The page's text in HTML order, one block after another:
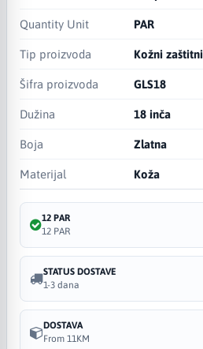
Quantity Unit PAR
Tip proizvoda Kožni
Šifra proizvoda GLS18
Dužina 18 inča
Boja Zlatna
Materijal Koža
12 PAR
12 PAR
STATUS DOSTAVE
1-3 dana
DOSTAVA
From 11KM